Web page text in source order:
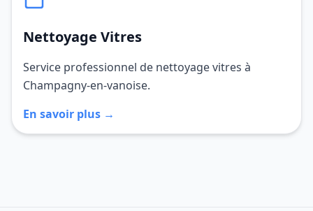
Nettoyage Vitres
Service professionnel de nettoyage vitres à
Champagny-en-vanoise.
En savoir plus →